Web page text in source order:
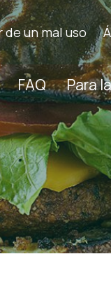
un mal uso
FAQ Para